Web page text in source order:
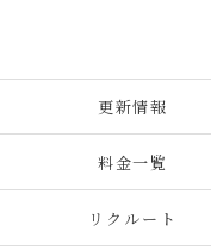
更新情報
料金一覧
リクルート